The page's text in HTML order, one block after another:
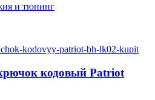
и тюнинг
кодовый Patriot